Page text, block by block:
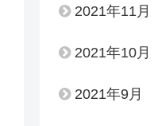
2021年11月
2021年10月
2021年9月